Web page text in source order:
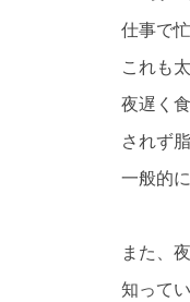
仕事で
これも
夜遅く
されず
一般的
また、
知って